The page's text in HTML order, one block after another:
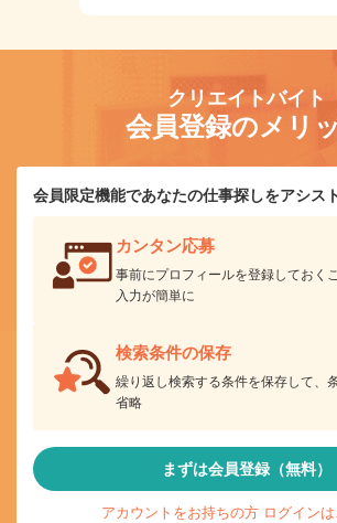
クリエイトバイト
会員登録のメリ
会員限定機能であなたの仕事探しをアシス
カンタン応募
事前にプロフィールを登録しておく
入力が簡単に
検索条件の保存
繰り返し検索する条件を保存して、
省略
まずは会員登録（無料）
アカウントをお持ちの方 ログインは